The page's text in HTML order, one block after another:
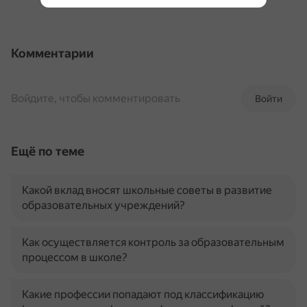
Комментарии
Войти
Войдите, чтобы комментировать
Ещё по теме
Какой вклад вносят школьные советы в развитие
образовательных учреждений?
Как осуществляется контроль за образовательным
процессом в школе?
Какие профессии попадают под классификацию